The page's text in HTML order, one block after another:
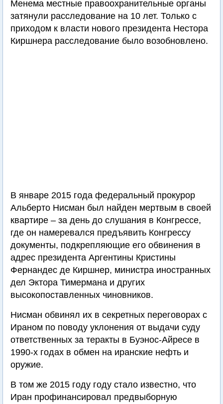
Менема местные правоохранительные органы
затянули расследование на 10 лет. Только с
приходом к власти нового президента Нестора
Киршнера расследование было возобновлено.
В январе 2015 года федеральный прокурор
Альберто Нисман был найден мертвым в своей
квартире – за день до слушания в Конгрессе,
где он намеревался предъявить Конгрессу
документы, подкрепляющие его обвинения в
адрес президента Аргентины Кристины
Фернандес де Киршнер, министра иностранных
дел Эктора Тимермана и других
высокопоставленных чиновников.
Нисман обвинял их в секретных переговорах с
Ираном по поводу уклонения от выдачи суду
ответственных за теракты в Буэнос-Айресе в
1990-х годах в обмен на иранские нефть и
оружие.
В том же 2015 году году стало известно, что
Иран профинансировал предвыборную